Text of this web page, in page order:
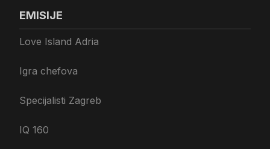
EMISIJE
Love Island Adria
Igra chefova
Specijalisti Zagreb
IQ 160